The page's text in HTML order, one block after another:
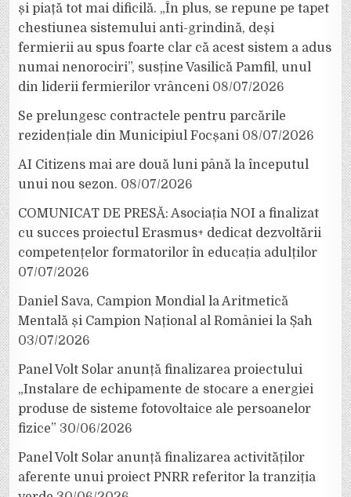
și piață tot mai dificilă. „În plus, se repune pe tapet
chestiunea sistemului anti-grindină, deși
fermierii au spus foarte clar că acest sistem a adus
numai nenorociri”, susține Vasilică Pamfil, unul
din liderii fermierilor vrânceni 08/07/2026
Se prelungesc contractele pentru parcările
rezidențiale din Municipiul Focșani 08/07/2026
AI Citizens mai are două luni până la începutul
unui nou sezon. 08/07/2026
COMUNICAT DE PRESĂ: Asociația NOI a finalizat
cu succes proiectul Erasmus+ dedicat dezvoltării
competențelor formatorilor în educația adulților
07/07/2026
Daniel Sava, Campion Mondial la Aritmetică
Mentală și Campion Național al României la Șah
03/07/2026
Panel Volt Solar anunță finalizarea proiectului
„Instalare de echipamente de stocare a energiei
produse de sisteme fotovoltaice ale persoanelor
fizice” 30/06/2026
Panel Volt Solar anunță finalizarea activităților
aferente unui proiect PNRR referitor la tranziția